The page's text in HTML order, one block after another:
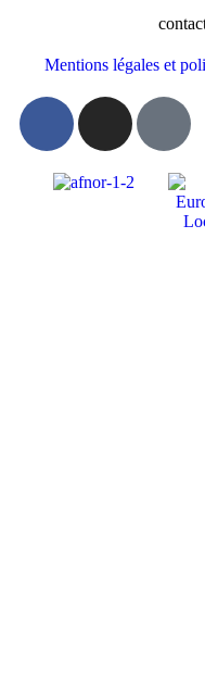
Mentions légales et